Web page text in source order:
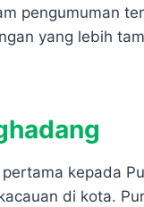
pengumuman
yang lebih
kepada
di kota.